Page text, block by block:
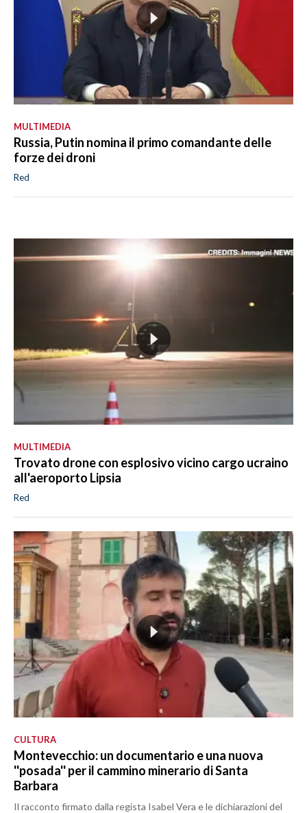
MULTIMEDIA
Russia, Putin nomina il primo comandante delle
forze dei droni
Red
MULTIMEDIA
Trovato drone con esplosivo vicino cargo ucraino
all'aeroporto Lipsia
Red
CULTURA
Montevecchio: un documentario e una nuova
''posada'' per il cammino minerario di Santa
Barbara
Il racconto firmato dalla regista Isabel Vera e le dichiarazioni del